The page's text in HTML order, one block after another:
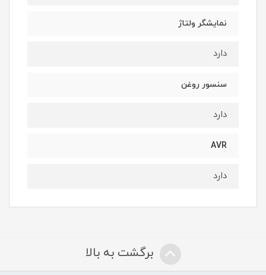
نمایشگر ولتاژ
دارد
سنسور روغن
دارد
AVR
دارد
برگشت به بالا